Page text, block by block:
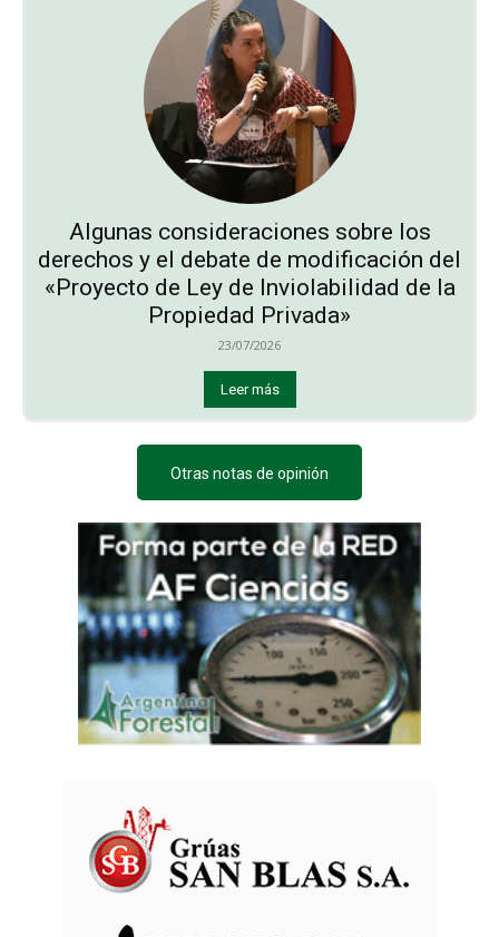
Algunas consideraciones sobre los
derechos y el debate de modificación del
«Proyecto de Ley de Inviolabilidad de la
Propiedad Privada»
23/07/2026
Leer más
Otras notas de opinión